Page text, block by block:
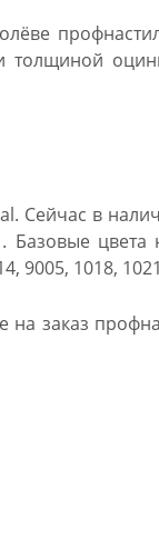
толщиной
Сейчас в
цвета
9005, 1018,
заказ